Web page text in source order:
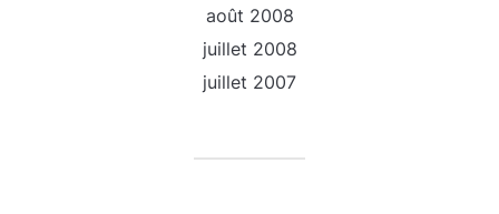
août 2008
juillet 2008
juillet 2007